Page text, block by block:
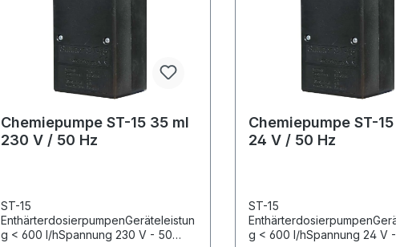
Chemiepumpe ST-15 35 ml
230 V / 50 Hz
ST-15
EnthärterdosierpumpenGeräteleistun
g < 600 l/hSpannung 230 V - 50
Chemiepumpe ST-
24 V / 50 Hz
ST-15
g < 600 l/hSpannung 24 V